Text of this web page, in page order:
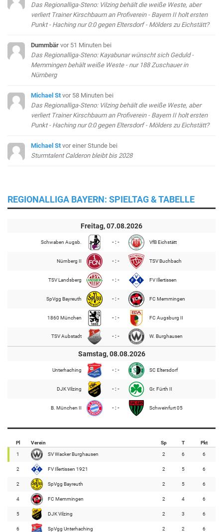
Das Regionalliga-Steno: Vilzing behält die weiße Weste, aber
verliert Trainer Kirschbaum an Profiverein - Bayern II holt ersten
Punkt - Haching nur 0:0 gegen Eltersdorf - Mölders zu Eichstätt?
Dummbär vor 51 Minuten bei
Das Regionalliga-Steno: Kayabunar wünscht sich Geduld -
Memmingen behält weiße Weste - nur 188 Zuschauer in
Nürnberg
Michael St vor 58 Minuten bei
Das Regionalliga-Steno: Vilzing behält die weiße Weste, aber
verliert Trainer Kirschbaum an Profiverein - Bayern II holt ersten
Punkt - Haching nur 0:0 gegen Eltersdorf - Mölders zu Eichstätt?
Michael St vor einer Stunde bei
Sturmtalent Calderon bleibt bis 2028
REGIONALLIGA BAYERN: SPIELTAG & TABELLE
Freitag, 07.08.2026
Schwaben Augsb. - : - VfB Eichstätt
Nürnberg II - : - TSV Buchbach
TSV Landsberg - : - FV Illertissen
SpVgg Bayreuth - : - FC Memmingen
1860 München - : - FC Augsburg II
TSV Aubstadt - : - W. Burghausen
Samstag, 08.08.2026
Unterhaching - : - SC Eltersdorf
DJK Vilzing - : - Gr. Fürth II
B. München II - : - Schweinfurt 05
Pl Verein Sp T Pkt
1 SV Wacker Burghausen 2 6 6
2 FV Illertissen 1921 2 5 6
2 SpVgg Bayreuth 2 5 6
4 FC Memmingen 2 4 6
5 DJK Vilzing 2 3 6
6 SpVgg Unterhaching 2 2 6